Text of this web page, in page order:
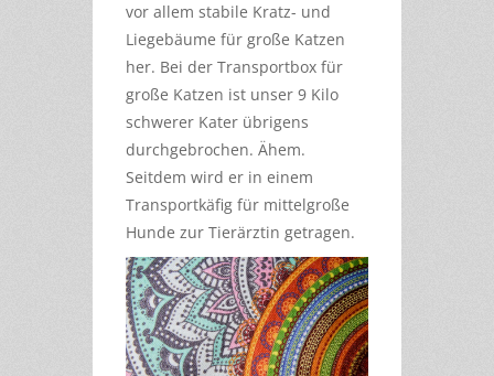
vor allem stabile Kratz- und
Liegebäume für große Katzen
her. Bei der Transportbox für
große Katzen ist unser 9 Kilo
schwerer Kater übrigens
durchgebrochen. Ähem.
Seitdem wird er in einem
Transportkäfig für mittelgroße
Hunde zur Tierärztin getragen.